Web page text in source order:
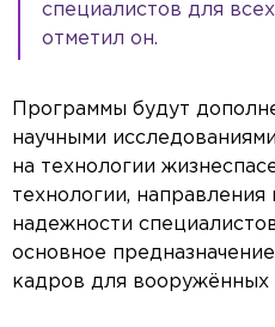
специалистов для
отметил он.
Программы будут
научными
на технологии
технологии,
надежности
основное
кадров для вооружённых